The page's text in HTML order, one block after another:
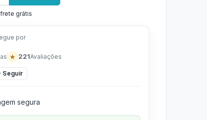
grátis
por
★ 221Avaliações
Seguir
segura